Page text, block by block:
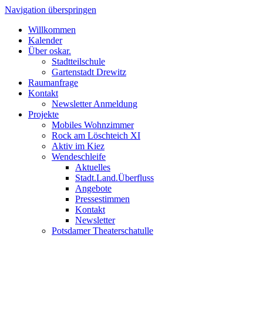
Navigation überspringen
Willkommen
Kalender
Über oskar.
Stadtteilschule
Gartenstadt Drewitz
Raumanfrage
Kontakt
Newsletter Anmeldung
Projekte
Mobiles Wohnzimmer
Rock am Löschteich XI
Aktiv im Kiez
Wendeschleife
Aktuelles
Stadt.Land.Überfluss
Angebote
Pressestimmen
Kontakt
Newsletter
Potsdamer Theaterschatulle